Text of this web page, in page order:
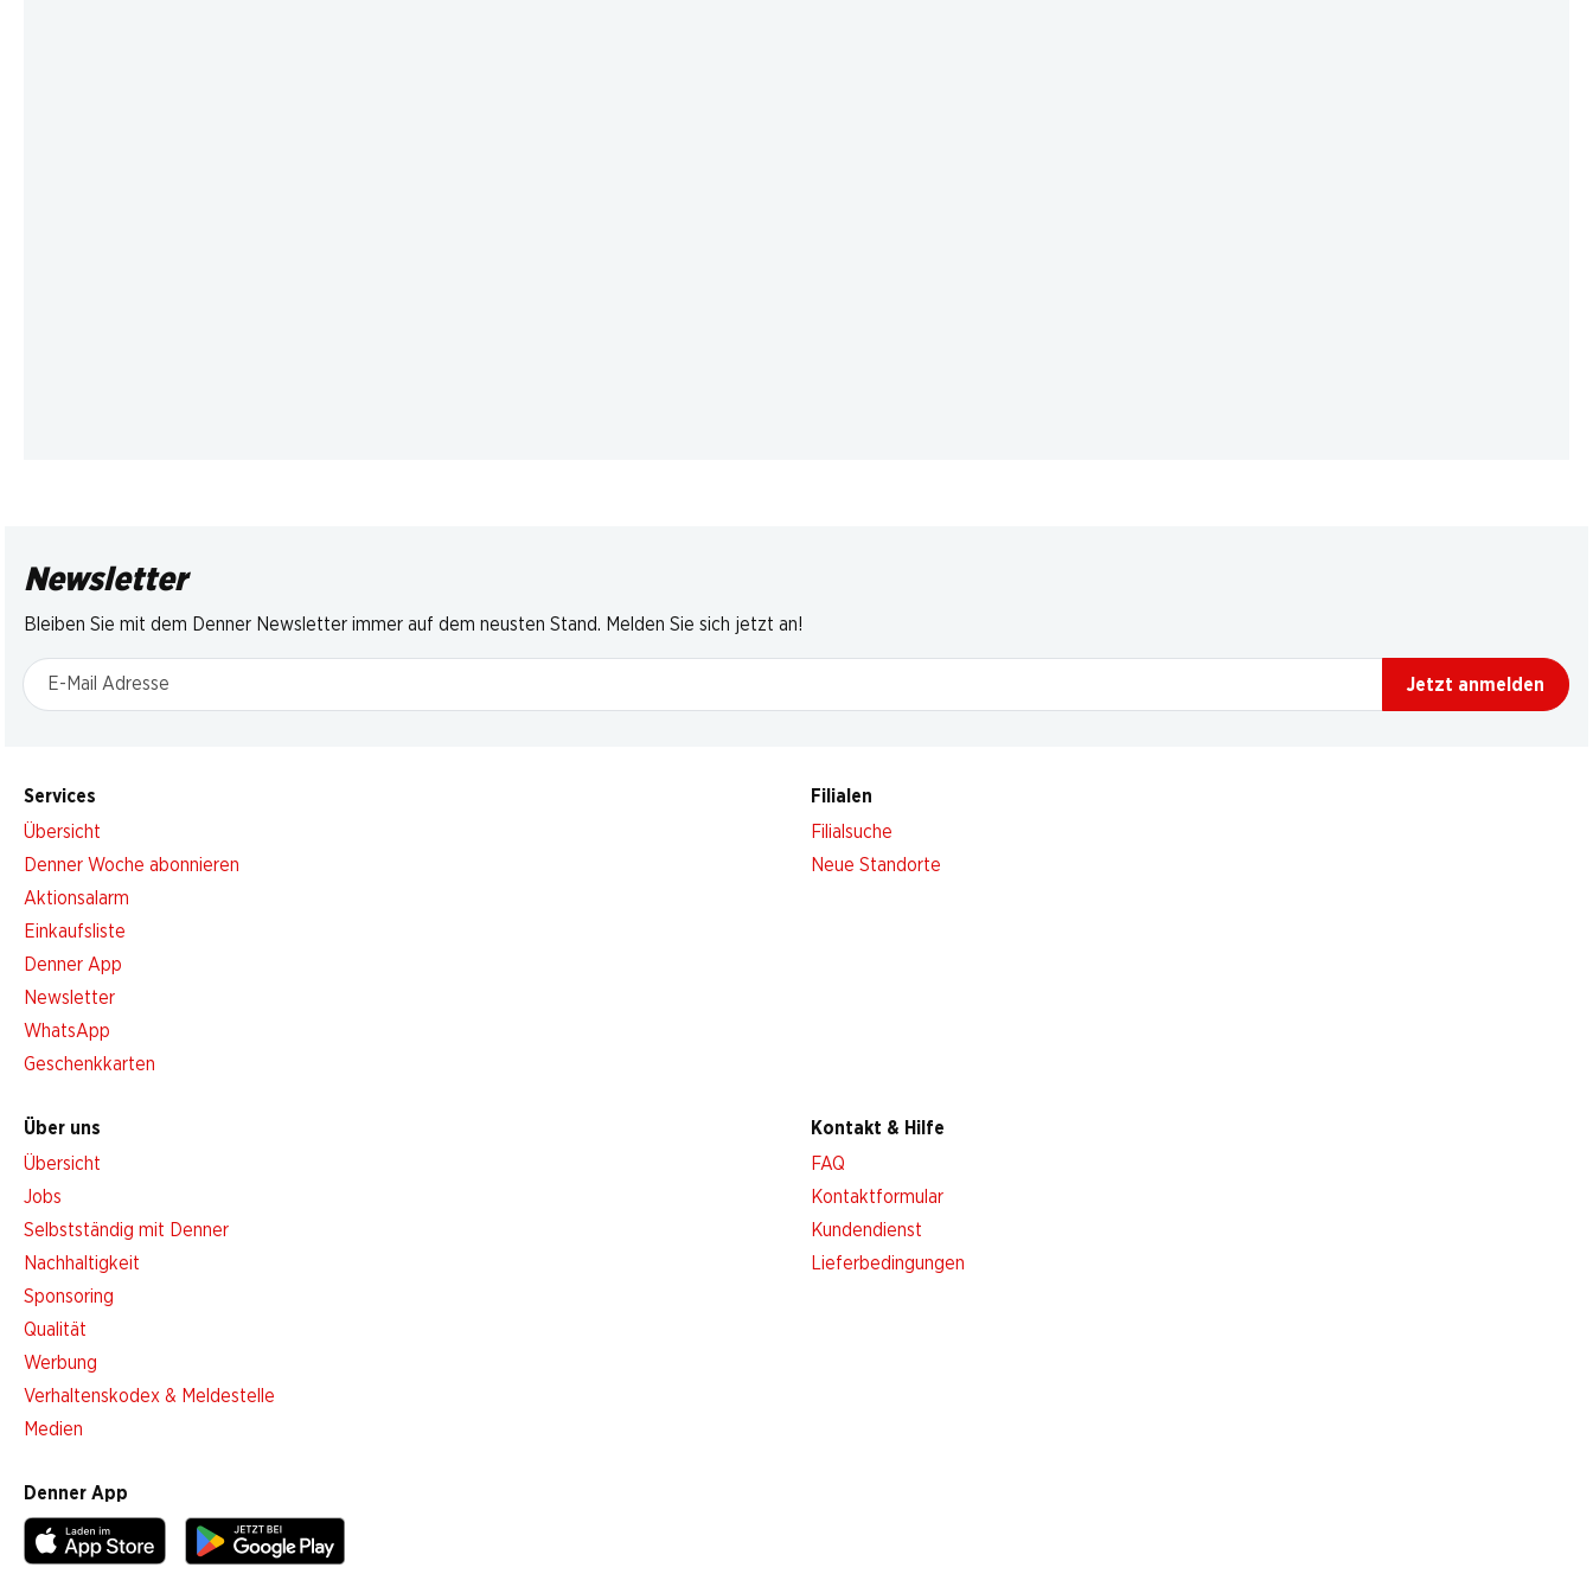
Newsletter
Bleiben Sie mit dem Denner Newsletter immer auf dem neusten Stand. Melden Sie sich jetzt an!
E-Mail Adresse
Jetzt anmelden
Services
Übersicht
Denner Woche abonnieren
Aktionsalarm
Einkaufsliste
Denner App
Newsletter
WhatsApp
Geschenkkarten
Filialen
Filialsuche
Neue Standorte
Über uns
Übersicht
Jobs
Selbstständig mit Denner
Nachhaltigkeit
Sponsoring
Qualität
Werbung
Verhaltenskodex & Meldestelle
Medien
Kontakt & Hilfe
FAQ
Kontaktformular
Kundendienst
Lieferbedingungen
Denner App